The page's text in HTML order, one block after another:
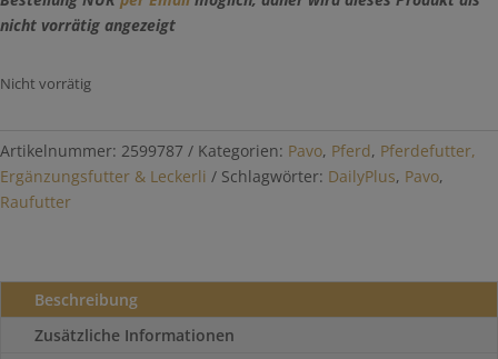
nicht vorrätig angezeigt
Nicht vorrätig
Artikelnummer: 2599787 Kategorien: Pavo, Pferd, Pferdefutter,
Ergänzungsfutter & Leckerli
Schlagwörter: DailyPlus, Pavo,
Raufutter
Beschreibung
Zusätzliche Informationen